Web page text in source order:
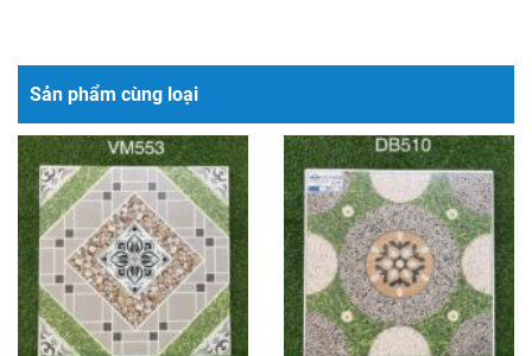
Sản phẩm cùng loại